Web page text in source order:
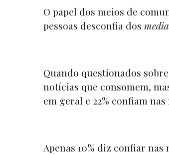
O papel dos meios de
pessoas desconfia dos media
Quando questionados
notícias que consomem,
em geral e 22% confiam
Apenas 10% diz confiar